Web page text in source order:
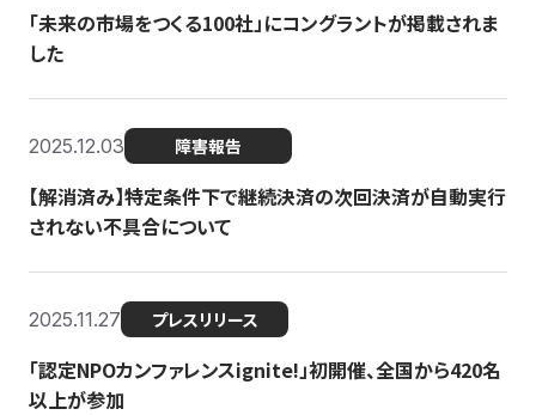
「未来の市場をつくる100社」にコングラントが掲載されま
した
2025.12.03 障害報告
【解消済み】特定条件下で継続決済の次回決済が自動実行
されない不具合について
2025.11.27 プレスリリース
「認定NPOカンファレンスignite!」初開催、全国から420名
以上が参加